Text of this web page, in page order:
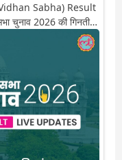
Sabha) Result
चुनाव 2026 की गिनती
सीट पर कौन आगे-कौन
इस सीट पर हो रही हर